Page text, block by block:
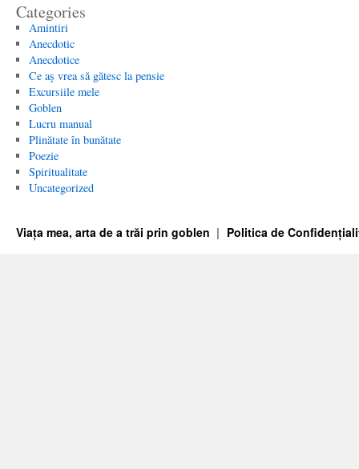
Categories
Amintiri
Anecdotic
Anecdotice
Ce aș vrea să gătesc la pensie
Excursiile mele
Goblen
Lucru manual
Plinătate în bunătate
Poezie
Spiritualitate
Uncategorized
Viața mea, arta de a trăi prin goblen Politica de